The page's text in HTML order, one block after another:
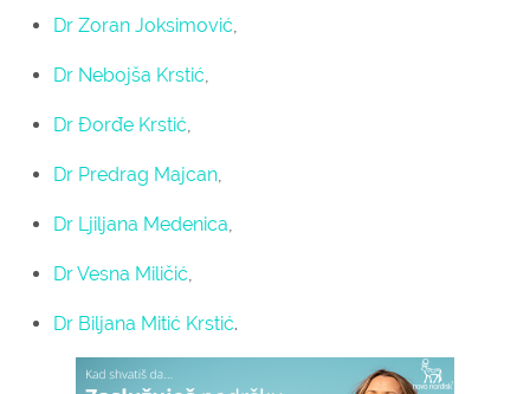
Dr Zoran Joksimović,
Dr Nebojša Krstić,
Dr Đorđe Krstić,
Dr Predrag Majcan,
Dr Ljiljana Medenica,
Dr Vesna Miličić,
Dr Biljana Mitić Krstić.